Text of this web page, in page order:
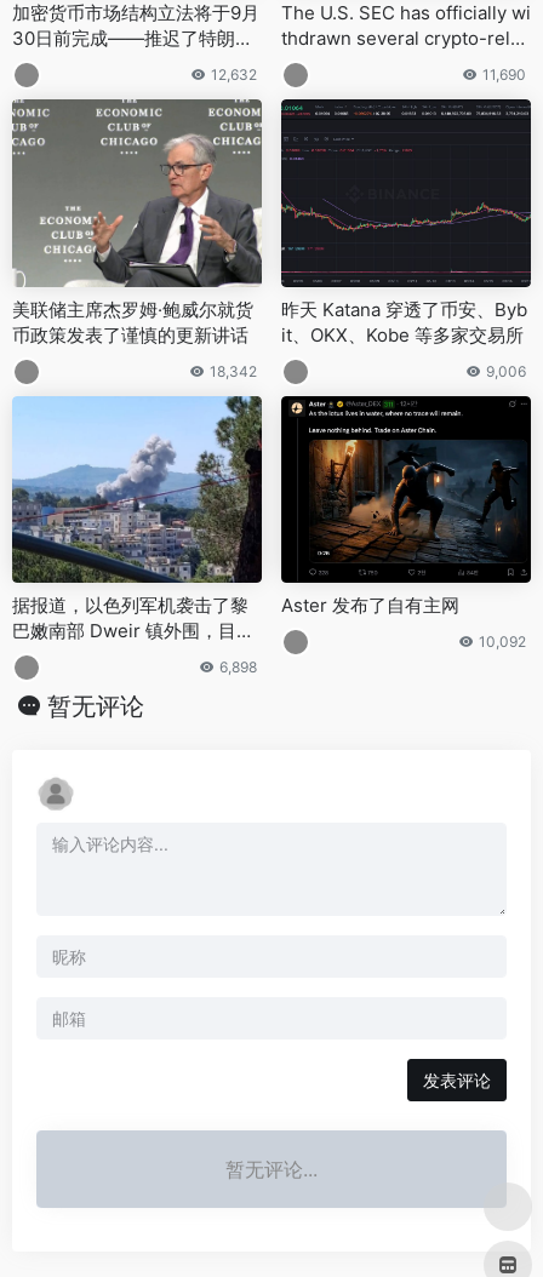
加密货币市场结构立法将于9月
30日前完成——推迟了特朗普
总统8月的目标
12,632
The U.S. SEC has officially wi
thdrawn several crypto-relat
ed rule proposals introduced
under former Chair Gary Gen
sler
11,690
美联储主席杰罗姆·鲍威尔就货
币政策发表了谨慎的更新讲话
18,342
昨天 Katana 穿透了币安、Byb
it、OKX、Kobe 等多家交易所
9,006
据报道，以色列军机袭击了黎
巴嫩南部 Dweir 镇外围，目标
是 Al-Qara 地区
6,898
Aster 发布了自有主网
10,092
暂无评论
发表评论
暂无评论...